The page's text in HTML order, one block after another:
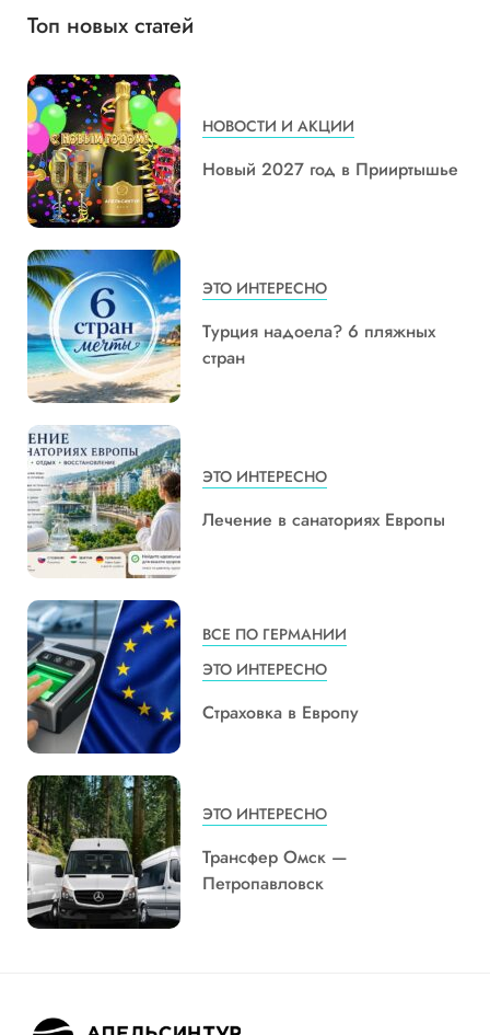
Топ новых статей
НОВОСТИ И АКЦИИ
Новый 2027 год в Прииртышье
ЭТО ИНТЕРЕСНО
Турция надоела? 6 пляжных
стран
ЭТО ИНТЕРЕСНО
Лечение в санаториях Европы
ВСЕ ПО ГЕРМАНИИ
ЭТО ИНТЕРЕСНО
Страховка в Европу
ЭТО ИНТЕРЕСНО
Трансфер Омск —
Петропавловск